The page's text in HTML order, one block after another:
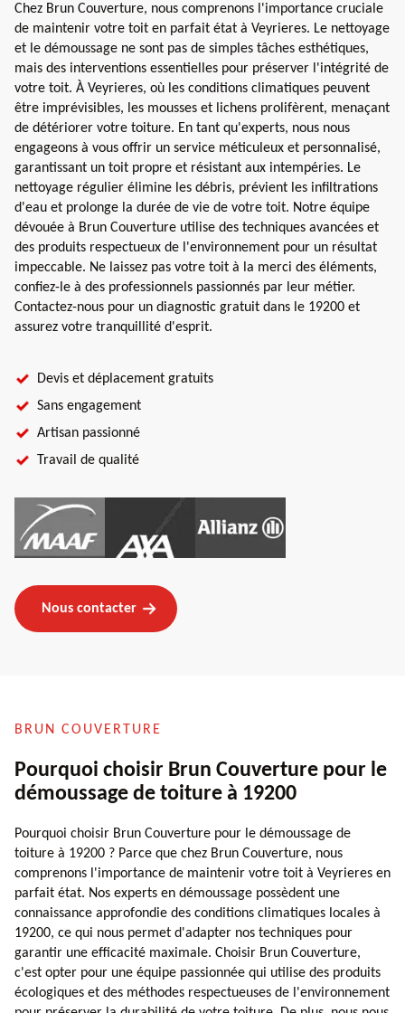
Chez Brun Couverture, nous comprenons l'importance cruciale
de maintenir votre toit en parfait état à Veyrieres. Le nettoyage
et le démoussage ne sont pas de simples tâches esthétiques,
mais des interventions essentielles pour préserver l'intégrité de
votre toit. À Veyrieres, où les conditions climatiques peuvent
être imprévisibles, les mousses et lichens prolifèrent, menaçant
de détériorer votre toiture. En tant qu'experts, nous nous
engageons à vous offrir un service méticuleux et personnalisé,
garantissant un toit propre et résistant aux intempéries. Le
nettoyage régulier élimine les débris, prévient les infiltrations
d'eau et prolonge la durée de vie de votre toit. Notre équipe
dévouée à Brun Couverture utilise des techniques avancées et
des produits respectueux de l'environnement pour un résultat
impeccable. Ne laissez pas votre toit à la merci des éléments,
confiez-le à des professionnels passionnés par leur métier.
Contactez-nous pour un diagnostic gratuit dans le 19200 et
assurez votre tranquillité d'esprit.
Devis et déplacement gratuits
Sans engagement
Artisan passionné
Travail de qualité
Nous contacter
BRUN COUVERTURE
Pourquoi choisir Brun Couverture pour le
démoussage de toiture à 19200
Pourquoi choisir Brun Couverture pour le démoussage de
toiture à 19200 ? Parce que chez Brun Couverture, nous
comprenons l'importance de maintenir votre toit à Veyrieres en
parfait état. Nos experts en démoussage possèdent une
connaissance approfondie des conditions climatiques locales à
19200, ce qui nous permet d'adapter nos techniques pour
garantir une efficacité maximale. Choisir Brun Couverture,
c'est opter pour une équipe passionnée qui utilise des produits
écologiques et des méthodes respectueuses de l'environnement